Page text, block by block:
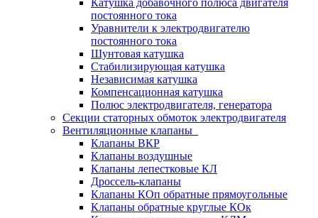
Катушка добавочного полюса двигателя
постоянного тока
Уравнители к электродвигателю
постоянного тока
Шунтовая катушка
Стабилизирующая катушка
Независимая катушка
Компенсационная катушка
Полюс электродвигателя, генератора
Секции статорных обмоток электродвигателя
Вентиляционные клапаны
Клапаны ВКР
Клапаны воздушные
Клапаны лепестковые КЛ
Дроссель-клапаны
Клапаны КОп обратные прямоугольные
Клапаны обратные круглые КОк